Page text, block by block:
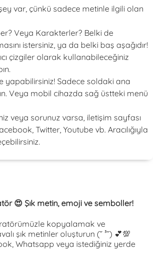
var, çünkü sadece metinle ilgili olan
Veya Karakterler? Belki de
istersiniz, ya da belki baş aşağıdır!
çizgiler olarak kullanabileceğiniz
yapabilirsiniz! Sadece soldaki ana
Veya mobil cihazda sağ üstteki menü
veya sorunuz varsa, iletişim sayfası
Twitter, Youtube vb. Aracılığıyla
😍 Şık metin, emoji ve semboller!
kopyalamak ve
şık metinler oluşturun (˘ ³˘) 💕💯
Whatsapp veya istediğiniz yerde